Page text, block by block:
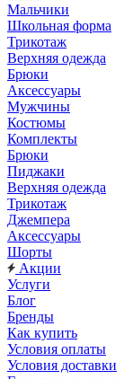
Мальчики
Школьная форма
Трикотаж
Верхняя одежда
Брюки
Аксессуары
Мужчины
Костюмы
Комплекты
Брюки
Пиджаки
Верхняя одежда
Трикотаж
Джемпера
Аксессуары
Шорты
Акции
Услуги
Блог
Бренды
Как купить
Условия оплаты
Условия доставки